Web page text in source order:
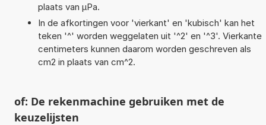
plaats van µPa.
In de afkortingen voor 'vierkant' en 'kubisch' kan het
teken '^' worden weggelaten uit '^2' en '^3'. Vierkante
centimeters kunnen daarom worden geschreven als
cm2 in plaats van cm^2.
of: De rekenmachine gebruiken met de
keuzelijsten